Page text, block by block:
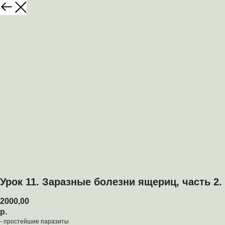
Урок 11. Заразные болезни ящериц, часть 2.
2000,00
р.
- простейшие паразиты